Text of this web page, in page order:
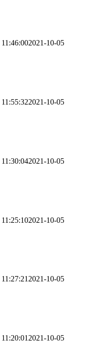
2021-10-05
2021-10-05
2021-10-05
2021-10-05
2021-10-05
2021-10-05